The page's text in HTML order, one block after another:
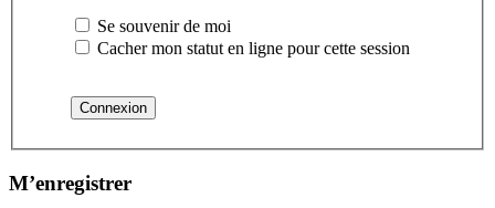
Se souvenir de moi
Cacher mon statut en ligne pour cette session
M’enregistrer